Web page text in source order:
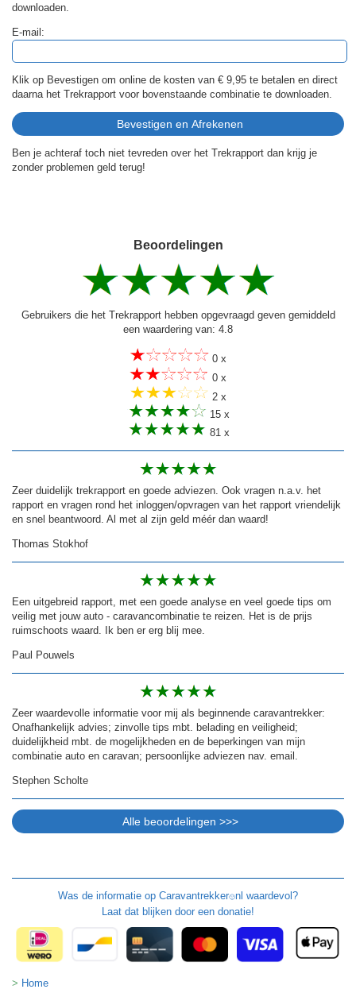
downloaden.
E-mail:
Klik op Bevestigen om online de kosten van € 9,95 te betalen en direct
daarna het Trekrapport voor bovenstaande combinatie te downloaden.
Ben je achteraf toch niet tevreden over het Trekrapport dan krijg je
zonder problemen geld terug!
Beoordelingen
Gebruikers die het Trekrapport hebben opgevraagd geven gemiddeld
een waardering van: 4.8
0 x
0 x
2 x
15 x
81 x
Zeer duidelijk trekrapport en goede adviezen. Ook vragen n.a.v. het
rapport en vragen rond het inloggen/opvragen van het rapport vriendelijk
en snel beantwoord. Al met al zijn geld méér dan waard!
Thomas Stokhof
Een uitgebreid rapport, met een goede analyse en veel goede tips om
veilig met jouw auto - caravancombinatie te reizen. Het is de prijs
ruimschoots waard. Ik ben er erg blij mee.
Paul Pouwels
Zeer waardevolle informatie voor mij als beginnende caravantrekker:
Onafhankelijk advies; zinvolle tips mbt. belading en veiligheid;
duidelijkheid mbt. de mogelijkheden en de beperkingen van mijn
combinatie auto en caravan; persoonlijke adviezen nav. email.
Stephen Scholte
Was de informatie op Caravantrekker🙂nl waardevol?
Laat dat blijken door een donatie!
Home